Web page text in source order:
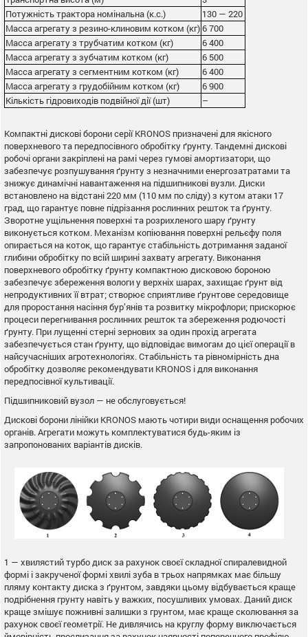
Потужність трактора номінальна (к.с.)
130 — 220
Масса агрегату з резино-клиновим котком (кг)6 700
Масса агрегату з трубчатим котком (кг)
6 400
Масса агрегату з зубчатим котком (кг)
6 500
Масса агрегату з сегментним котком (кг)
6 400
Масса агрегату з грудобійним котком (кг)
6 900
Кількість гідровиходів подвійної дії (шт)
–
Компактні дискові борони серії KRONOS призначені для якісного
поверхневого та передпосівного обробітку ґрунту. Тандемні дискові
робочі органи закріплені на рамі через гумові амортизатори, що
забезпечує розпушування ґрунту з незначними енергозатратами та
знижує динамічні навантаження на підшипникові вузли. Диски
встановлено на відстані 220 мм (110 мм по сліду) з кутом атаки 17
град, що гарантує повне підрізання рослинних решток та ґрунту.
Зворотне ущільнення поверхні та розрихленого шару ґрунту
виконується котком. Механізм копіювання поверхні рельєфу поля
опирається на коток, що гарантує стабільність дотримання заданої
глибини обробітку по всій ширині захвату агрегату. Виконання
поверхневого обробітку ґрунту компактною дисковою бороною
забезпечує збереження вологи у верхніх шарах, захищає ґрунт від
непродуктивних її втрат; створює сприятливе ґрунтове середовище
для проростання насіння бур’янів та розвитку мікрофлори; прискорює
процеси перегнивання рослинних решток та збереження родючості
ґрунту. При лущенні стерні зернових за один прохід агрегата
забезпечується стан ґрунту, що відповідає вимогам до цієї операції в
найсучасніших агротехнологіях. Стабільність та рівномірність дна
обробітку дозволяє рекомендувати KRONOS і для виконання
передпосівної культивації.
Підшипниковий вузол — не обслуговується!
Дискові борони лінійки KRONOS мають чотири види оснащення робочих
органів. Агрегати можуть комплектуватися будь-яким із
запропонованих варіантів дисків.
1 — хвилястий турбо диск за рахунок своєї складної спиралевидной
формі і закрученої формі хвилі зуба в трьох напрямках має більшу
пляму контакту диска з ґрунтом, завдяки цьому відбувається краще
подрібнення грунту навіть у важких, посушливих умовах. Даний диск
краще змішує пожнивні залишки з грунтом, має краще сколювання за
рахунок своєї геометрії. Не дивлячись на круглу форму виключається